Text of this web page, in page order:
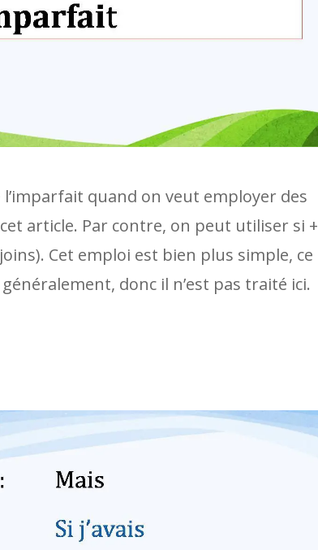
quand on veut employer des
article. Par contre, on peut utiliser si +
Cet emploi est bien plus simple, ce
donc il n’est pas traité ici.